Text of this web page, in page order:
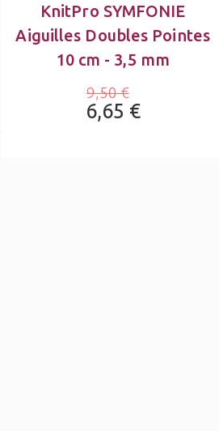
KnitPro SYMFONIE
Aiguilles Doubles Pointes
10 cm - 3,5 mm
9,50 €
6,65 €